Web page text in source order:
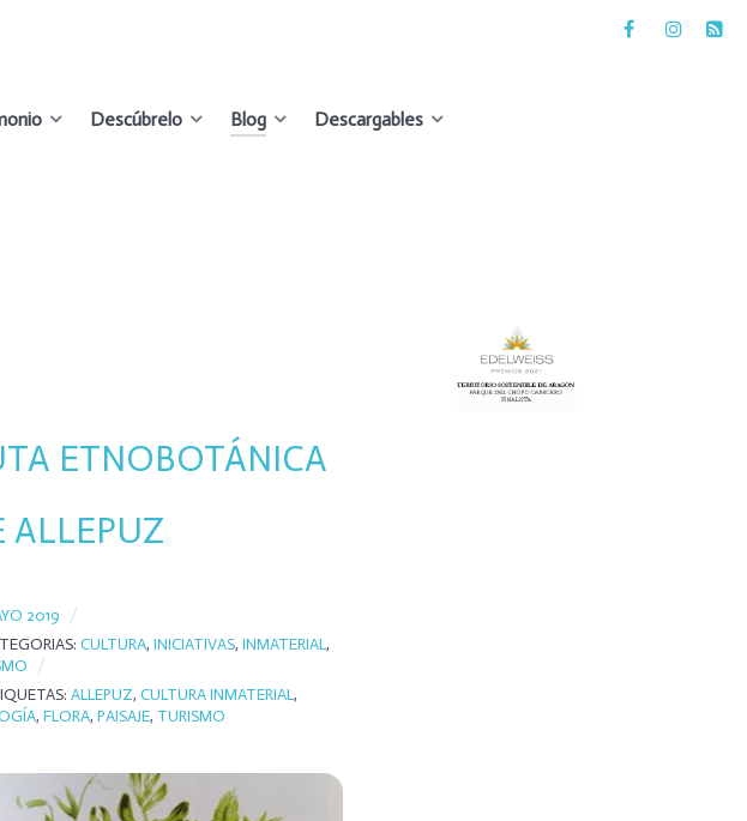
Descúbrelo Blog Descargables
ETNOBOTÁNICA
ALLEPUZ
2019
CULTURA, INICIATIVAS, INMATERIAL,
ALLEPUZ, CULTURA INMATERIAL,
, FLORA, PAISAJE, TURISMO